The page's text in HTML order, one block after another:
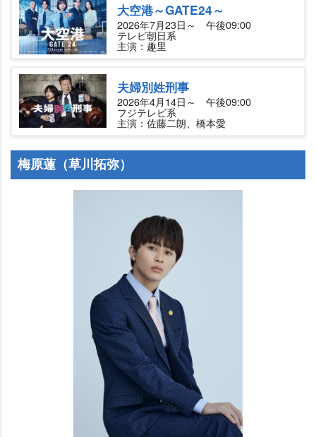
大空港～GATE24～
2026年7月23日～ 午後09:00
テレビ朝日系
主演：趣里
夫婦別姓刑事
2026年4月14日～ 午後09:00
フジテレビ系
主演：佐藤二朗、橋本愛
梅原蓮（草川拓弥）